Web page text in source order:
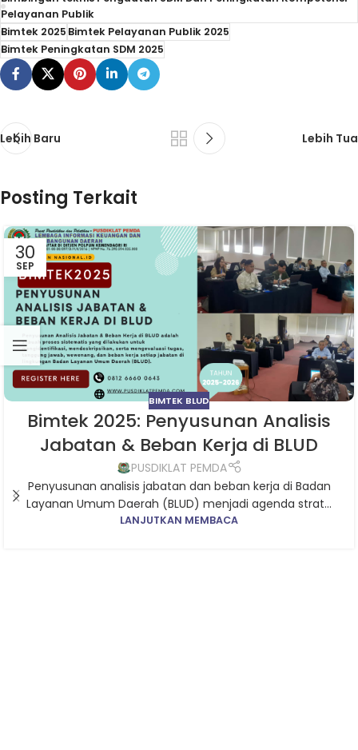
Pelayanan Publik
Bimtek 2025Bimtek Pelayanan Publik 2025
Bimtek Peningkatan SDM 2025
Lebih Baru Lebih Tua
Posting Terkait
30
SEP
BIMTEK BLUD
Bimtek 2025: Penyusunan Analisis
Jabatan & Beban Kerja di BLUD
PUSDIKLAT PEMDA
Penyusunan analisis jabatan dan beban kerja di Badan
Layanan Umum Daerah (BLUD) menjadi agenda strat...
LANJUTKAN MEMBACA